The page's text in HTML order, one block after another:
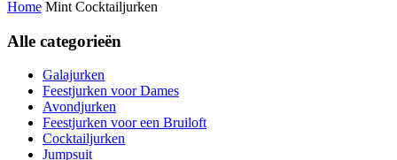
Home Mint Cocktailjurken
Alle categorieën
Galajurken
Feestjurken voor Dames
Avondjurken
Feestjurken voor een Bruiloft
Cocktailjurken
Jumpsuit